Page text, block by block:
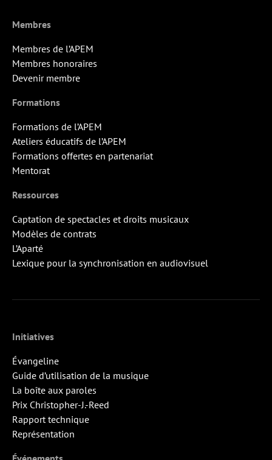
Membres
Membres de l’APEM
Membres honoraires
Devenir membre
Formations
Formations de l’APEM
Ateliers éducatifs de l’APEM
Formations offertes en partenariat
Mentorat
Ressources
Captation de spectacles et droits musicaux
Modèles de contrats
L’Aparté
Lexique pour la synchronisation en audiovisuel
Initiatives
Évangeline
Guide d’utilisation de la musique
La boîte aux paroles
Prix Christopher-J.-Reed
Rapport technique
Représentation